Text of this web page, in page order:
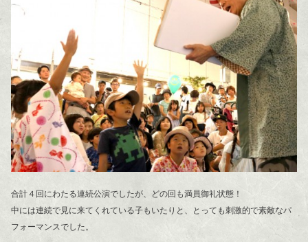
合計４回にわたる連続公演でしたが、どの回も満員御礼状態！
中には連続で見に来てくれている子もいたりと、とっても刺激的で素敵なパ
フォーマンスでした。